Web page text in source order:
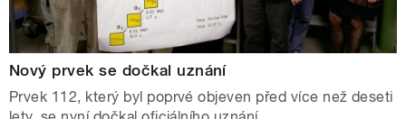
Nový prvek se dočkal uznání
Prvek 112, který byl poprvé objeven před více než deseti